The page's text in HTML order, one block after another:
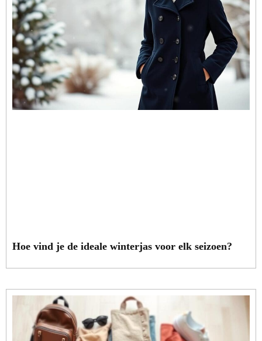
Hoe vind je de ideale winterjas voor elk seizoen?